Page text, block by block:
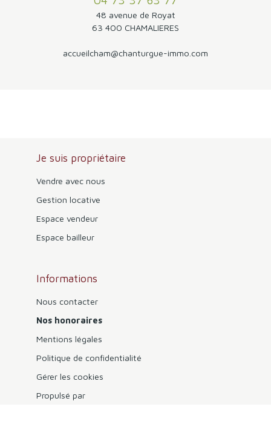
48 avenue de Royat
63 400 CHAMALIERES
accueilcham@chanturgue-immo.com
Je suis propriétaire
Vendre avec nous
Gestion locative
Espace vendeur
Espace bailleur
Informations
Nous contacter
Nos honoraires
Mentions légales
Politique de confidentialité
Gérer les cookies
Propulsé par